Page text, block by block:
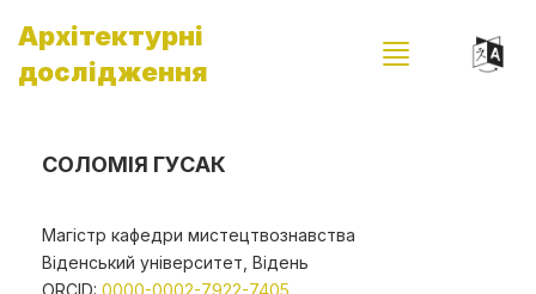
Архітектурні
дослідження
СОЛОМІЯ ГУСАК
Магістр кафедри мистецтвознавства
Віденський університет, Відень
ORCID: 0000-0002-7922-7405